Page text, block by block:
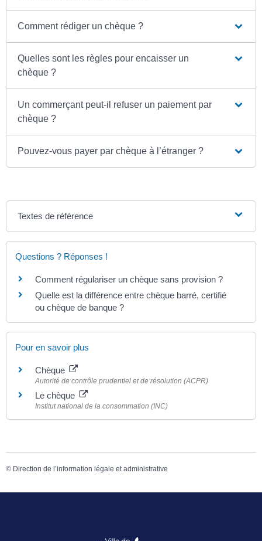
Comment rédiger un chèque ?
Quelles sont les règles pour encaisser un
chèque ?
Un commerçant peut-il refuser un paiement par
chèque ?
Pouvez-vous payer par chèque à l’étranger ?
Textes de référence
Questions ? Réponses !
Comment régulariser un chèque sans provision ?
Quelle est la différence entre chèque barré, certifié
ou chèque de banque ?
Pour en savoir plus
Chèque
Autorité de contrôle prudentiel et de résolution (ACPR)
Le chèque
Institut national de la consommation (INC)
© Direction de l’information légale et administrative